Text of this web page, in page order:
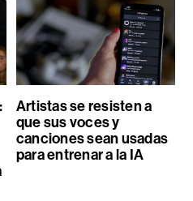
Artistas se resisten a
que sus voces y
canciones sean usadas
para entrenar a la IA